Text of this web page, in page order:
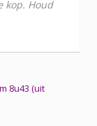
kop. Houd
8u43 (uit